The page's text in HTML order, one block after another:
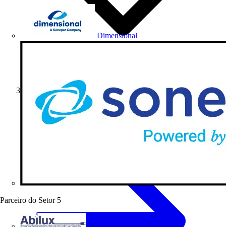
Dimensional
Parceiro do Setor 5
Artigos de produto